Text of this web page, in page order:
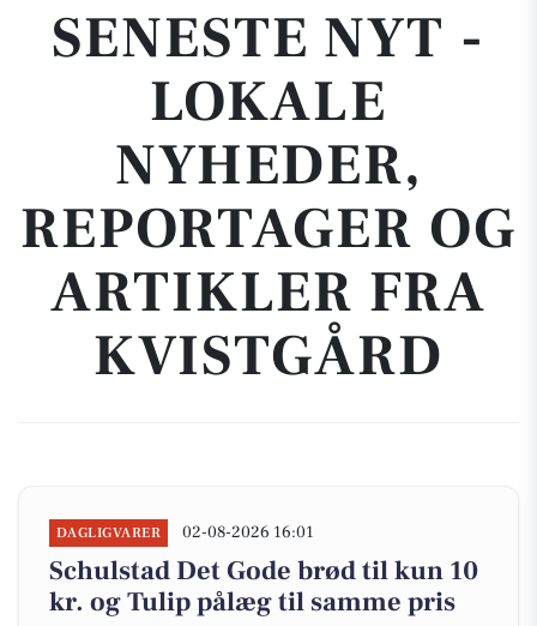
SENESTE NYT -
LOKALE
NYHEDER,
REPORTAGER OG
ARTIKLER FRA
KVISTGÅRD
DAGLIGVARER 02-08-2026 16:01
Schulstad Det Gode brød til kun 10
kr. og Tulip pålæg til samme pris